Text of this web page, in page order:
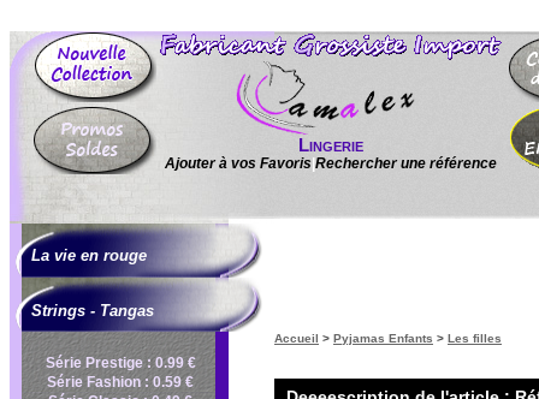
Lingerie
Ajouter à vos Favoris Rechercher une référence
La vie en rouge
Strings - Tangas
Série Prestige : 0.99 €
Série Fashion : 0.59 €
Accueil > Pyjamas Enfants > Les filles